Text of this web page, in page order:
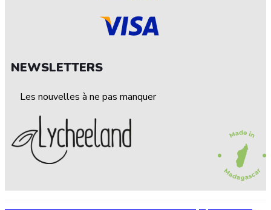
NEWSLETTERS
Les nouvelles à ne pas manquer